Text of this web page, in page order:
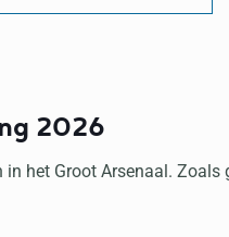
2026
het Groot Arsenaal.